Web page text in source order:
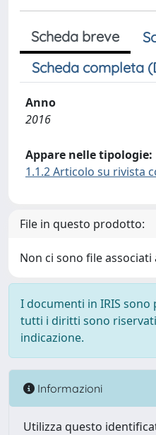
Scheda breve
Scheda completa
Anno
2016
Appare nelle tipologie:
1.1.2 Articolo su rivista
File in questo prodotto:
Non ci sono file
I documenti in IRIS
tutti i diritti sono
indicazione.
Informazioni
Utilizza questo